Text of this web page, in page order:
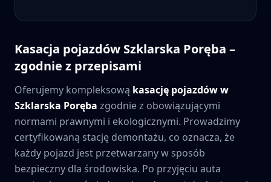
Kasacja pojazdów Szklarska Poręba –
zgodnie z przepisami
Oferujemy kompleksową kasację pojazdów w
Szklarska Poręba zgodnie z obowiązującymi
normami prawnymi i ekologicznymi. Prowadzimy
certyfikowaną stację demontażu, co oznacza, że
każdy pojazd jest przetwarzany w sposób
bezpieczny dla środowiska. Po przyjęciu auta